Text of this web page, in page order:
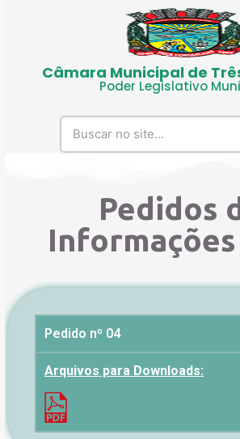
Câmara Municipal de
Poder Legislativo
Pedidos
Informações
Pedido nº 04
Arquivos para Downloads: